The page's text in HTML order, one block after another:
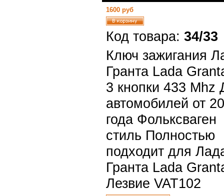
1600 руб
Код товара: 34/33
Ключ зажигания
Гранта Lada
3 кнопки 433 Mhz
автомобилей от
года Фольксваген
стиль Полностью
подходит для
Гранта Lada
Лезвие VAT102